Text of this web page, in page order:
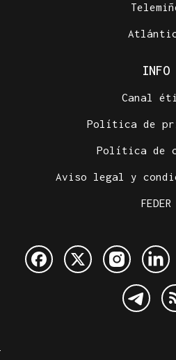
INFO
Canal
Política de
Política de
Aviso legal y
FEDER